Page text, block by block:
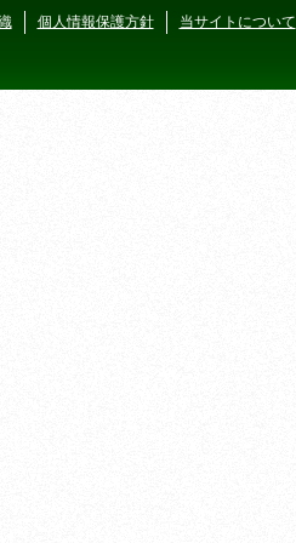
個人情報保護方針 当サイトについて